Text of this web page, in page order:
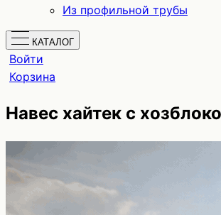
Из профильной трубы
КАТАЛОГ
Войти
Корзина
Навес хайтек с